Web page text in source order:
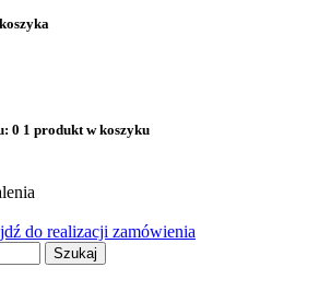
0 1 produkt w koszyku
do realizacji zamówienia
Szukaj